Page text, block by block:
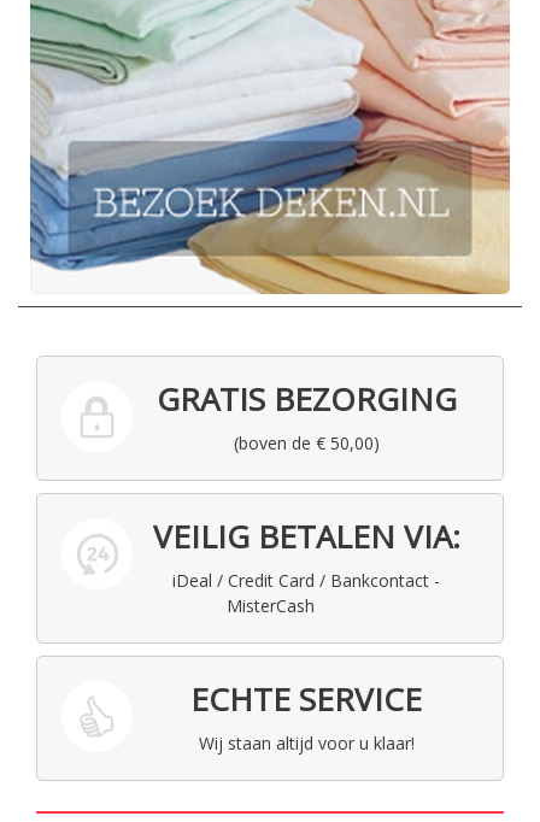
GRATIS BEZORGING
(boven de € 50,00)
VEILIG BETALEN VIA:
iDeal / Credit Card / Bankcontact -
MisterCash
ECHTE SERVICE
Wij staan altijd voor u klaar!